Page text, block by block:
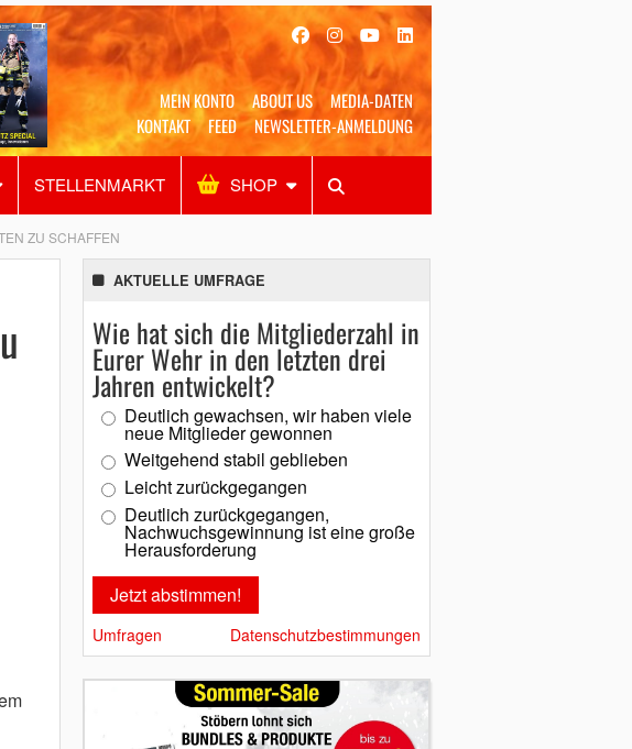
MEIN KONTO ABOUT US
MEDIA-DATEN
KONTAKT
FEED NEWSLETTER-ANMELDUNG
STELLENMARKT SHOP
Alles Shop SUCHEN
ZU SCHAFFEN
AKTUELLE UMFRAGE
Wie hat sich die Mitgliederzahl in
Eurer Wehr in den letzten drei
Jahren entwickelt?
Deutlich gewachsen, wir haben viele
neue Mitglieder gewonnen
Weitgehend stabil geblieben
Leicht zurückgegangen
Deutlich zurückgegangen,
Nachwuchsgewinnung ist eine große
Herausforderung
Umfragen Datenschutzbestimmungen